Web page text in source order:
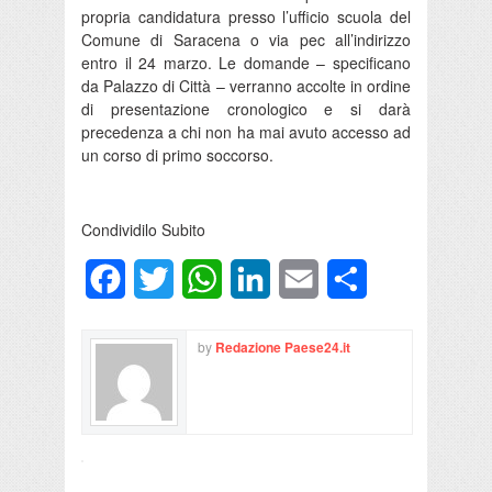
propria candidatura presso l’ufficio scuola del
Comune di Saracena o via pec all’indirizzo
entro il 24 marzo. Le domande – specificano
da Palazzo di Città – verranno accolte in ordine
di presentazione cronologico e si darà
precedenza a chi non ha mai avuto accesso ad
un corso di primo soccorso.
Condividilo Subito
FacebookTwitter WhatsAppLinkedInEmail
by Redazione Paese24.it